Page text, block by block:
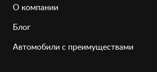
О компании
Блог
Автомобили с преимуществами